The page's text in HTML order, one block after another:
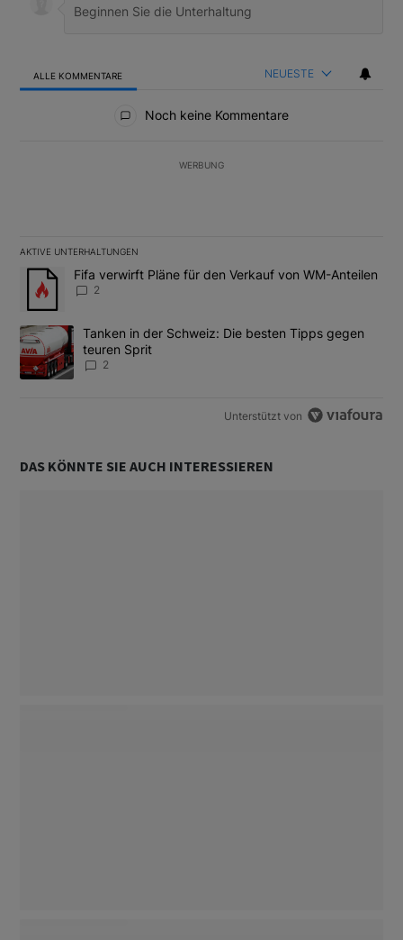
ALLE KOMMENTARE NEUESTE
Noch keine Kommentare
WERBUNG
AKTIVE UNTERHALTUNGEN
Das Folgende ist eine Liste der am meisten kommentierten
Ein Trendartikel mit dem Titel "Fifa verwirft Pläne für den
Fifa verwirft Pläne für den Verkauf von WM-Anteilen
2
Ein Trendartikel mit dem Titel "Tanken in der Schweiz: Die
Tanken in der Schweiz: Die besten Tipps gegen
teuren Sprit
2
Unterstützt von
DAS KÖNNTE SIE AUCH INTERESSIEREN